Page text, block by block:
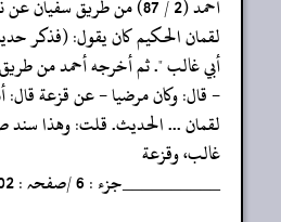
‏‏‏‏أحمد (2 / 87) من طريق سفيان عن نهشل بن مجمع عن قزعة عن ابن عمر قال: " إن
‏‏‏‏لقمان الحكيم كان يقول: (فذكر
‏‏‏‏أبي غالب ". ثم أخرجه أحمد من
‏‏‏‏- قال: وكان مرضيا - عن قزعة قال:
‏‏‏‏لقمان ... الحديث. قلت: وهذا سند
‏‏‏‏غالب، وقزعة
‏‏‏‏__________جزء : 6 /صفحہ : 102__________